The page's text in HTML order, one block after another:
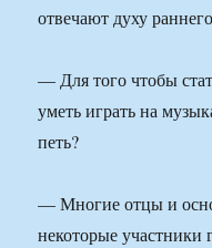
отвечают духу
— Для того чтобы
уметь играть на
петь?
— Многие отцы и
некоторые